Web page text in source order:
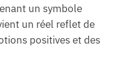
un symbole
un réel reflet de
positives et des